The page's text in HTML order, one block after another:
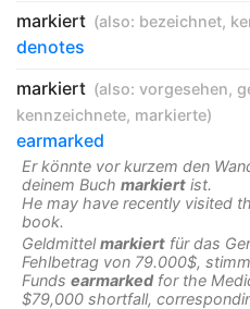
markiert (also: bezeichnet,
denotes
markiert (also: vorgesehen,
kennzeichnete, markierte)
earmarked
Er könnte vor kurzem den
deinem Buch markiert ist.
He may have recently visited
book.
Geldmittelmarkiert für das
Fehlbetrag von 79.000$,
Funds earmarked for the
$79,000 shortfall,